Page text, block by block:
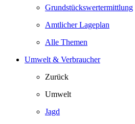
Grundstückswertermittlung
Amtlicher Lageplan
Alle Themen
Umwelt & Verbraucher
Zurück
Umwelt
Jagd